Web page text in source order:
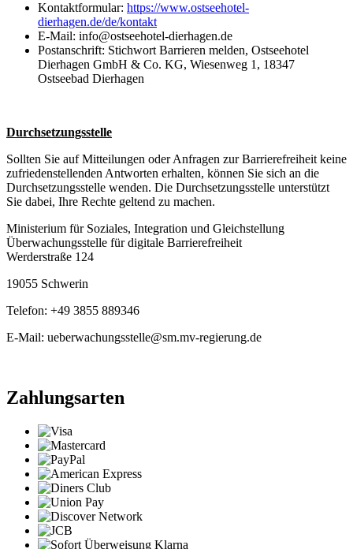
Kontaktformular: https://www.ostseehotel-
dierhagen.de/de/kontakt
E-Mail: info@ostseehotel-dierhagen.de
Postanschrift: Stichwort Barrieren melden, Ostseehotel
Dierhagen GmbH & Co. KG, Wiesenweg 1, 18347
Ostseebad Dierhagen
Durchsetzungsstelle
Sollten Sie auf Mitteilungen oder Anfragen zur Barrierefreiheit keine
zufriedenstellenden Antworten erhalten, können Sie sich an die
Durchsetzungsstelle wenden. Die Durchsetzungsstelle unterstützt
Sie dabei, Ihre Rechte geltend zu machen.
Ministerium für Soziales, Integration und Gleichstellung
Überwachungsstelle für digitale Barrierefreiheit
Werderstraße 124
19055 Schwerin
Telefon: +49 3855 889346
E-Mail: ueberwachungsstelle@sm.mv-regierung.de
Zahlungsarten